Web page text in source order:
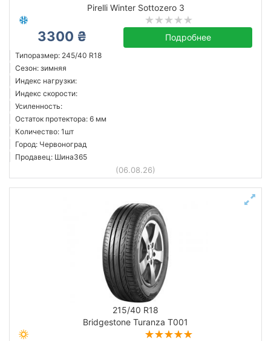
Pirelli Winter Sottozero 3
3300 ₴ Подробнее
Типоразмер: 245/40 R18
Сезон: зимняя
Индекс нагрузки:
Индекс скорости:
Усиленность:
Остаток протектора: 6 мм
Количество: 1шт
Город: Червоноград
Продавец: Шина365
(06.08.26)
215/40 R18
Bridgestone Turanza T001